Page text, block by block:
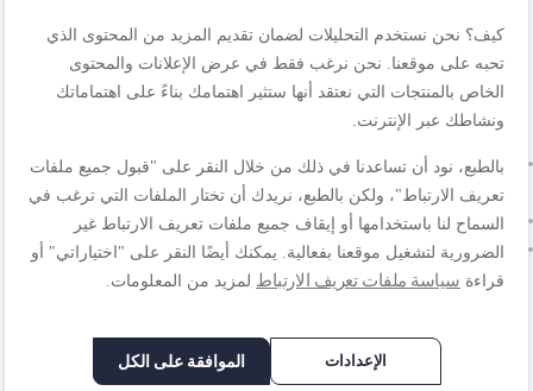
نقدم التوصيل إلىعنوان المنزلأوعنوان العمل. يمكنك تحديد عنوان
التوصيل المفضل أثناء عملية
الدفع أو في حسابي.
كم مدة الشحن وما تكلفته؟
مدة التوصيل:يتم توصيل الطلبات خلاليوم واحد (المدن الرئيسية) إلى
بعد تأكيد الطلب.
تكلفة الشحن:30 ريال سعودي لكل طلب.
الشحن المجاني:متوفر للطلبات التي تزيد قيمتها عن
350 ريال
سعودي
كيف؟ نحن نستخدم التحليلات لضمان تقديم المزيد من المحتوى الذي
تحبه على موقعنا. نحن نرغب فقط في عرض الإعلانات والمحتوى
الخاص بالمنتجات التي نعتقد أنها ستثير اهتمامك بناءً على اهتماماتك
ونشاطك عبر الإنترنت.
بالطبع، نود أن تساعدنا في ذلك من خلال النقر على "قبول جميع ملفات
تعريف الارتباط"، ولكن بالطبع، نريدك أن تختار الملفات التي ترغب في
السماح لنا باستخدامها أو إيقاف جميع ملفات تعريف الارتباط غير
الضرورية لتشغيل موقعنا بفعالية. يمكنك أيضًا النقر على "اختياراتي" أو
قراءة سياسة ملفات تعريف الارتباط لمزيد من المعلومات.
الإعدادات الموافقة على الكل